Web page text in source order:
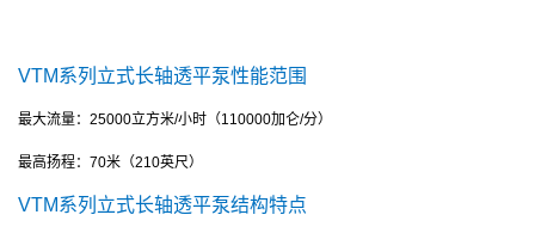
VTM系列立式长轴透平泵性能范围
最大流量： 25000立方米/小时（110000加仑/分）
最高扬程： 70米（210英尺）
VTM系列立式长轴透平泵结构特点